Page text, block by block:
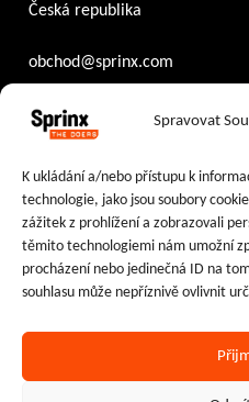
Spravovat
K ukládání a/nebo přístupu k
technologie, jako jsou soubory
zážitek z prohlížení a zobrazovali
těmito technologiemi nám umožní
procházení nebo jedinečná ID na
souhlasu může nepříznivě ovlivnit
Česká republika
obchod@sprinx.com
Otevírací doba recepce:
PO – ČT8:30 – 17:30
Sledujte nás na:
Facebook